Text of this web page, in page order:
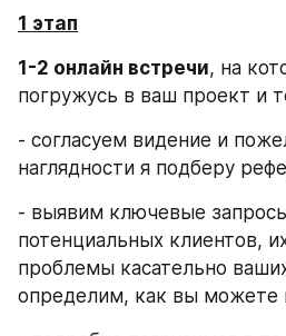
1 этап
1-2 онлайн встречи, на
погружусь в ваш проект и
- согласуем видение и
наглядности я подберу
- выявим ключевые
потенциальных клиентов,
проблемы касательно
определим, как вы можете